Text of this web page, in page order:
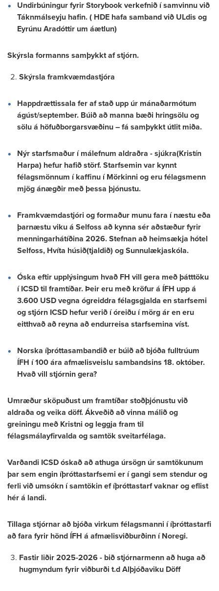
Undirbúningur fyrir Storybook verkefnið í samvinnu við
Táknmálseyju hafin. ( HDE hafa samband við ULdis og
Eyrúnu Aradóttir um áætlun)
Skýrsla formanns samþykkt af stjórn.
Skýrsla framkvæmdastjóra
Happdrættissala fer af stað upp úr mánaðarmótum
ágúst/september. Búið að manna bæði hringsölu og
sölu á höfuðborgarsvæðinu – fá samþykkt útlit miða.
Nýr starfsmaður í málefnum aldraðra - sjúkra(Kristín
Harpa) hefur hafið störf. Starfsemin var kynnt
félagsmönnum í kaffinu í Mörkinni og eru félagsmenn
mjög ánægðir með þessa þjónustu.
Framkvæmdastjóri og formaður munu fara í næstu eða
þarnæstu viku á Selfoss að kynna sér aðstæður fyrir
menningarhátíðina 2026. Stefnan að heimsækja hótel
Selfoss, Hvíta húsið(tjaldið) og Sunnulækjaskóla.
Óska eftir upplýsingum hvað FH vill gera með þátttöku
í ICSD til framtíðar. Þeir eru með kröfur á ÍFH upp á
3.600 USD vegna ógreiddra félagsgjalda en starfsemi
og stjórn ICSD hefur verið í óreiðu í mörg ár en eru
eitthvað að reyna að endurreisa starfsemina víst.
Norska íþróttasambandið er búið að bjóða fulltrúum
ÍFH í 100 ára afmælisveislu sambandsins 18. október.
Hvað vill stjórnin gera?
Umræður sköpuðust um framtíðar stoðþjónustu við
aldraða og veika döff. Ákveðið að vinna málið og
greiningu með Kristni og leggja fram til
félagsmálayfirvalda og samtök sveitarfélaga.
Varðandi ICSD óskað að athuga úrsögn úr samtökunum
þar sem engin íþróttastarfsemi er í gangi sem stendur og
ferli við umsókn í samtökin ef íþróttastarf vaknar og eflist
hér á landi.
Tillaga stjórnar að bjóða virkum félagsmanni í íþróttastarfi
að fara fyrir hönd ÍFH á afmælisviðburðinn í Noregi.
Fastir liðir 2025-2026 - bið stjórnarmenn að huga að
hugmyndum fyrir viðburði t.d Alþjóðaviku Döff